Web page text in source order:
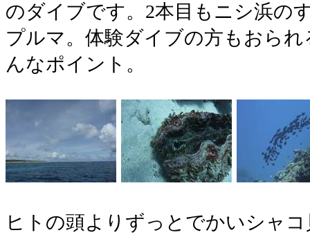
のダイブです。2本目もニシ浜の
プルマ。体験ダイブの方もおら
んなポイント。
ヒトの頭よりずっとでかいシャ